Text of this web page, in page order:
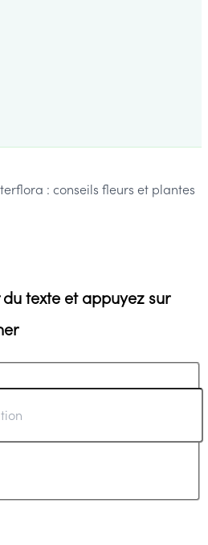
: conseils fleurs et plantes
texte et appuyez sur